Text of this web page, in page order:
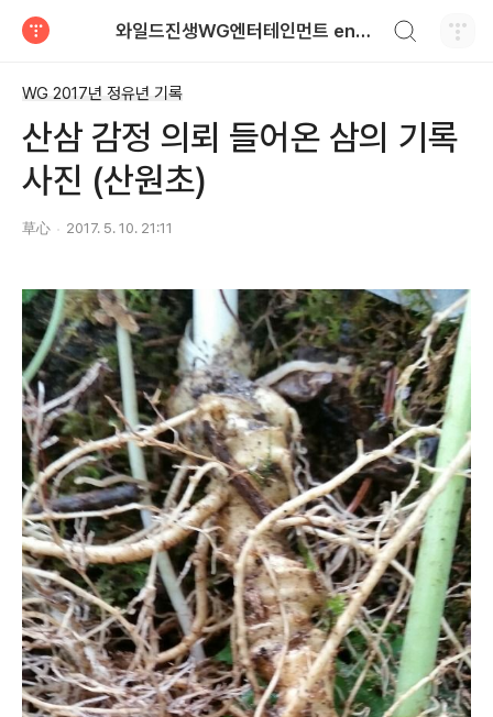
와일드진생WG엔터테인먼트 entertainment
WG 2017년 정유년 기록
산삼 감정 의뢰 들어온 삼의 기록
사진 (산원초)
草心 2017. 5. 10. 21:11